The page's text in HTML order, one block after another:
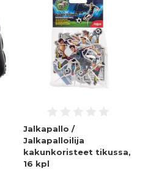
Jalkapallo /
Jalkapalloilija
kakunkoristeet tikussa,
16 kpl